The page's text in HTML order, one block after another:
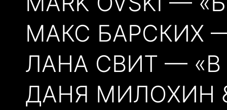
МАКС БАРСКИХ
ЛАНА СВИТ — «В
ДАНЯ МИЛОХИН